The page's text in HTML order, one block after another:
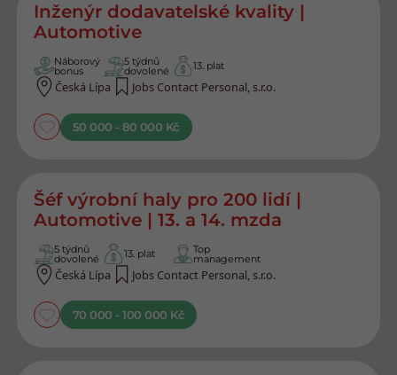
Inženýr dodavatelské kvality |
Automotive
Náborový
bonus
5 týdnů
dovolené 13. plat
Česká Lípa Jobs Contact Personal, s.r.o.
50 000 - 80 000 Kč
Šéf výrobní haly pro 200 lidí |
Automotive | 13. a 14. mzda
5 týdnů
dovolené 13. plat Top
management
Česká Lípa Jobs Contact Personal, s.r.o.
70 000 - 100 000 Kč